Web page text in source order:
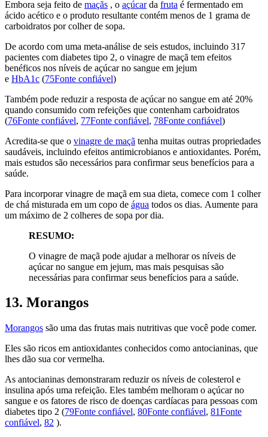
Embora seja feito de maçãs , o açúcarda fruta é fermentado em
ácido acético e o produto resultante contém menos de 1 grama de
carboidratos por colher de sopa.
De acordo com uma meta-análise de seis estudos, incluindo 317
pacientes com diabetes tipo 2, o vinagre de maçã tem efeitos
benéficos nos níveis de açúcar no sangue em jejum
e HbA1c (75Fonte confiável)
Também pode reduzir a resposta de açúcar no sangue em até 20%
quando consumido com refeições que contenham carboidratos
(76Fonte confiável, 77Fonte confiável, 78Fonte confiável)
Acredita-se que o vinagre de maçã tenha muitas outras propriedades
saudáveis, incluindo efeitos antimicrobianos e antioxidantes. Porém,
mais estudos são necessários para confirmar seus benefícios para a
saúde.
Para incorporar vinagre de maçã em sua dieta, comece com 1 colher
de chá misturada em um copo de água todos os dias. Aumente para
um máximo de 2 colheres de sopa por dia.
RESUMO:
O vinagre de maçã pode ajudar a melhorar os níveis de
açúcar no sangue em jejum, mas mais pesquisas são
necessárias para confirmar seus benefícios para a saúde.
13. Morangos
Morangos são uma das frutas mais nutritivas que você pode comer.
Eles são ricos em antioxidantes conhecidos como antocianinas, que
lhes dão sua cor vermelha.
As antocianinas demonstraram reduzir os níveis de colesterol e
insulina após uma refeição. Eles também melhoram o açúcar no
sangue e os fatores de risco de doenças cardíacas para pessoas com
diabetes tipo 2 (79Fonte confiável, 80Fonte confiável, 81Fonte
confiável, 82 ).